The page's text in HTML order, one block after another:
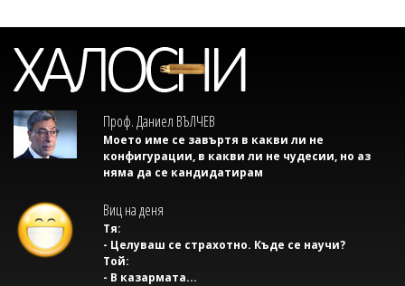
Проф. Даниел ВЪЛЧЕВ
Моето име се завъртя в какви ли не
конфигурации, в какви ли не чудесии, но аз
няма да се кандидатирам
Виц на деня
Тя:
- Целуваш се страхотно. Къде се научи?
Той:
- В казармата...